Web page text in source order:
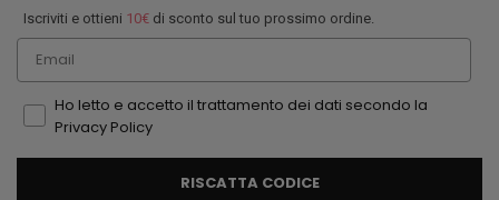
Iscriviti e ottieni 10€ di sconto sul tuo prossimo ordine.
Email
Ho letto e accetto il trattamento dei dati secondo la
Privacy Policy
RISCATTA CODICE